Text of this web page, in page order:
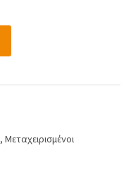
, Μεταχειρισμένοι